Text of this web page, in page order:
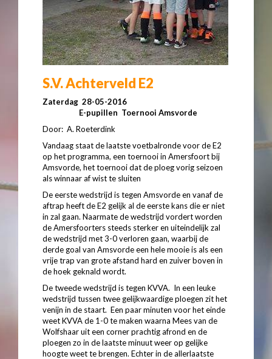
S.V. Achterveld E2
Zaterdag 28-05-2016
E-pupillen Toernooi Amsvorde
Door: A. Roeterdink
Vandaag staat de laatste voetbalronde voor de E2
op het programma, een toernooi in Amersfoort bij
Amsvorde, het toernooi dat de ploeg vorig seizoen
als winnaar af wist te sluiten
De eerste wedstrijd is tegen Amsvorde en vanaf de
aftrap heeft de E2 gelijk al de eerste kans die er niet
in zal gaan. Naarmate de wedstrijd vordert worden
de Amersfoorters steeds sterker en uiteindelijk zal
de wedstrijd met 3-0 verloren gaan, waarbij de
derde goal van Amsvorde een hele mooie is als een
vrije trap van grote afstand hard en zuiver boven in
de hoek geknald wordt.
De tweede wedstrijd is tegen KVVA. In een leuke
wedstrijd tussen twee gelijkwaardige ploegen zit het
venijn in de staart. Een paar minuten voor het einde
weet KVVA de 1-0 te maken waarna Mees van de
Wolfshaar uit een corner prachtig afrond en de
ploegen zo in de laatste minuut weer op gelijke
hoogte weet te brengen. Echter in de allerlaatste